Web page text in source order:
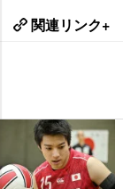
関連リンク+